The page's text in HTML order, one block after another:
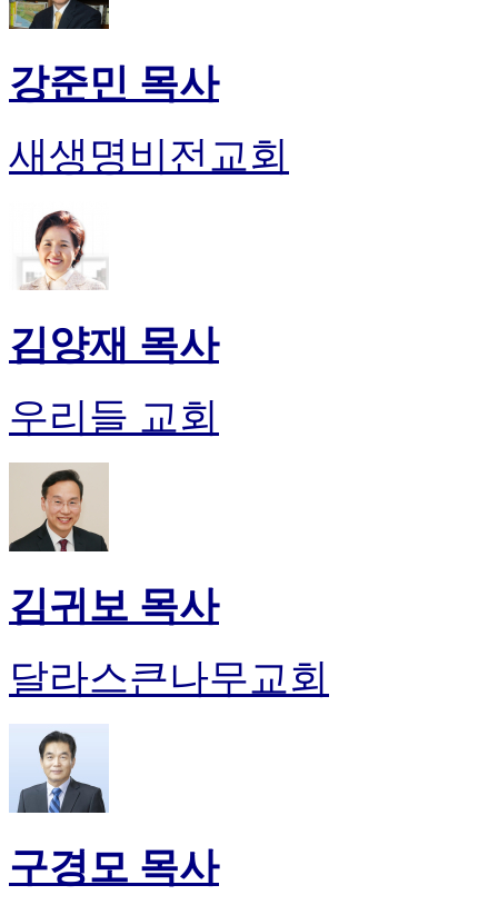
강준민 목사
새생명비전교회
김양재 목사
우리들 교회
김귀보 목사
달라스큰나무교회
구경모 목사